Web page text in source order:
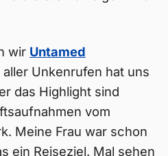
wir Untamed
Unkenrufen hat uns
das Highlight sind
vom
Meine Frau war schon
ein Reiseziel. Mal sehen